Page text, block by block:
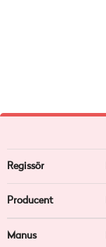
Regissör
Producent
Manus